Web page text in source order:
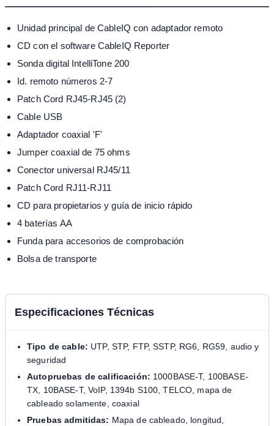
Unidad principal de CableIQ con adaptador remoto
CD con el software CableIQ Reporter
Sonda digital IntelliTone 200
Id. remoto números 2-7
Patch Cord RJ45-RJ45 (2)
Cable USB
Adaptador coaxial 'F'
Jumper coaxial de 75 ohms
Conector universal RJ45/11
Patch Cord RJ11-RJ11
CD para propietarios y guía de inicio rápido
4 baterías AA
Funda para accesorios de comprobación
Bolsa de transporte
Especificaciones Técnicas
Tipo de cable: UTP, STP, FTP, SSTP, RG6, RG59, audio y
seguridad
Autopruebas de calificación: 1000BASE-T, 100BASE-
TX, 10BASE-T, VoIP, 1394b S100, TELCO, mapa de
cableado solamente, coaxial
Pruebas admitidas: Mapa de cableado, longitud,